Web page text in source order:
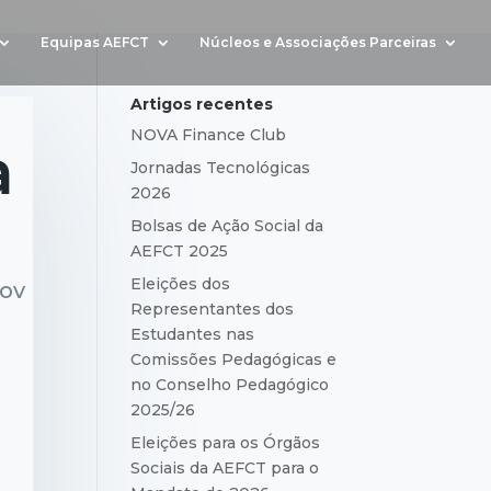
Equipas AEFCT Núcleos e Associações Parceiras
Artigos recentes
NOVA Finance Club
Jornadas Tecnológicas
2026
Bolsas de Ação Social da
AEFCT 2025
Eleições dos
Representantes dos
Estudantes nas
Comissões Pedagógicas e
no Conselho Pedagógico
2025/26
Eleições para os Órgãos
Sociais da AEFCT para o